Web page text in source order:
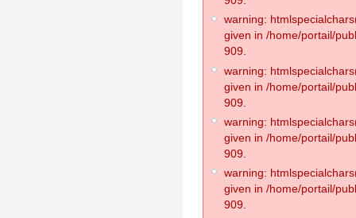
warning:
given in /home/portail/
909.
warning:
given in /home/portail/
909.
warning:
given in /home/portail/
909.
warning:
given in /home/portail/
909.